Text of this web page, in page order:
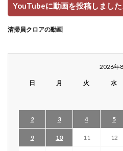
YouTubeに動画を投稿しました
清掃員クロアの動画
2026年
日 月 火 水
2 3 4 5
9 10 11 12